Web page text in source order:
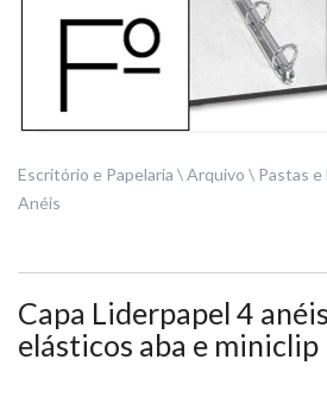
Escritório e Papelaria Arquivo Pastas e
Anéis
Capa Liderpapel 4
elásticos aba e miniclip